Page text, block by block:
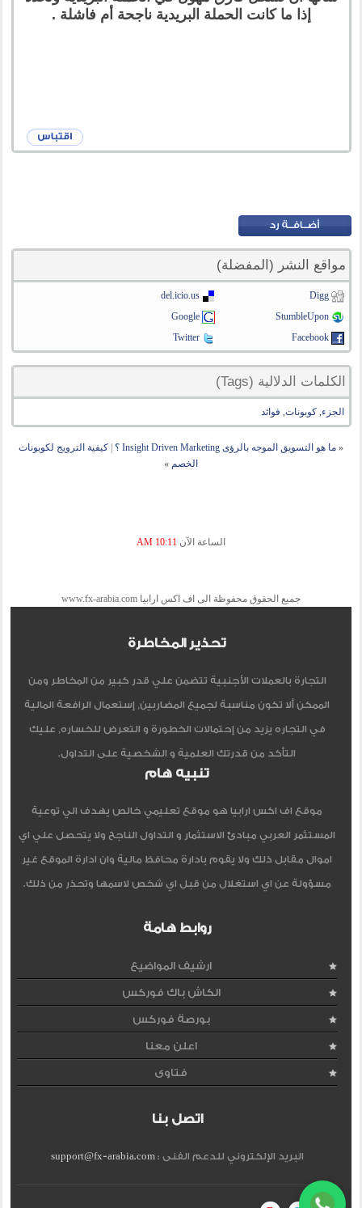
إذا ما كانت الحملة البريدية ناجحة أم فاشلة .
مواقع النشر (المفضلة)
Digg
del.icio.us
StumbleUpon
Google
Facebook
Twitter
الكلمات الدلالية (Tags)
الجزء,كوبونات, فوائد
« ما هو التسويق الموجه بالرؤى Insight Driven Marketing ؟
كيفية الترويج لكوبونات
الخصم »
الساعة الآن 10:11 AM
جميع الحقوق محفوظة الى اف اكس ارابيا www.fx-arabia.com
تحذير المخاطرة
التجارة بالعملات الأجنبية تتضمن علي قدر كبير من المخاطر ومن
الممكن ألا تكون مناسبة لجميع المضاربين, إستعمال الرافعة المالية
في التجاره يزيد من إحتمالات الخطورة و التعرض للخساره, عليك
التأكد من قدرتك العلمية و الشخصية على التداول.
تنبيه هام
موقع اف اكس ارابيا هو موقع تعليمي خالص يهدف الي توعية
المستثمر العربي مبادئ الاستثمار و التداول الناجح ولا يتحصل علي اي
اموال مقابل ذلك ولا يقوم بادارة محافظ مالية وان ادارة الموقع غير
مسؤولة عن اي استغلال من قبل اي شخص لاسمها وتحذر من ذلك.
روابط هامة
ارشيف المواضيع
الكاش باك فوركس
بورصة فوركس
اعلن معنا
فتاوى
اتصل بنا
البريد الإلكتروني للدعم الفنى :support@fx-arabia.com